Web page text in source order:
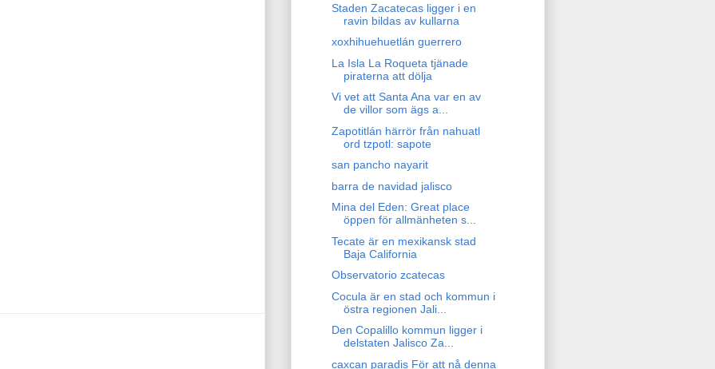
Staden Zacatecas ligger i en
ravin bildas av kullarna
xoxhihuehuetlán guerrero
La Isla La Roqueta tjänade
piraterna att dölja
Vi vet att Santa Ana var en av
de villor som ägs a...
Zapotitlán härrör från nahuatl
ord tzpotl: sapote
san pancho nayarit
barra de navidad jalisco
Mina del Eden: Great place
öppen för allmänheten s...
Tecate är en mexikansk stad
Baja California
Observatorio zcatecas
Cocula är en stad och kommun i
östra regionen Jali...
Den Copalillo kommun ligger i
delstaten Jalisco Za...
caxcan paradis För att nå denna